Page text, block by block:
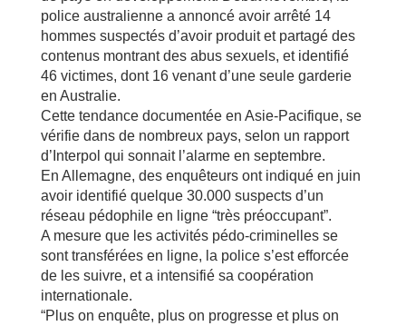
police australienne a annoncé avoir arrêté 14
hommes suspectés d’avoir produit et partagé des
contenus montrant des abus sexuels, et identifié
46 victimes, dont 16 venant d’une seule garderie
en Australie.
Cette tendance documentée en Asie-Pacifique, se
vérifie dans de nombreux pays, selon un rapport
d’Interpol qui sonnait l’alarme en septembre.
En Allemagne, des enquêteurs ont indiqué en juin
avoir identifié quelque 30.000 suspects d’un
réseau pédophile en ligne “très préoccupant”.
A mesure que les activités pédo-criminelles se
sont transférées en ligne, la police s’est efforcée
de les suivre, et a intensifié sa coopération
internationale.
“Plus on enquête, plus on progresse et plus on